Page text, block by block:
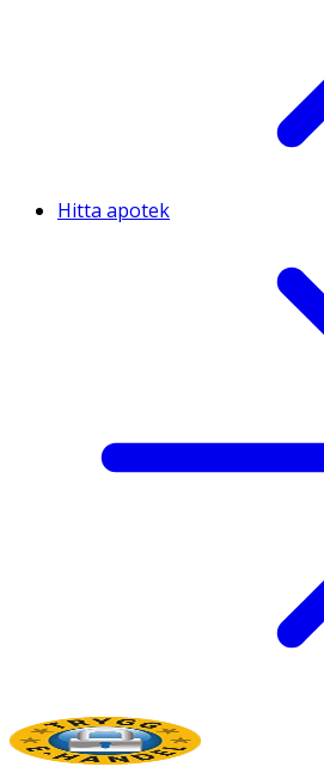
Hitta apotek